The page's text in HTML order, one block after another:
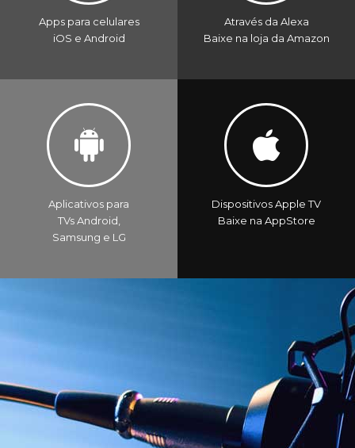
Apps para celulares
iOS e Android
Através da Alexa
Baixe na loja da Amazon
Aplicativos para
TVs Android,
Samsung e LG
Dispositivos Apple TV
Baixe na AppStore